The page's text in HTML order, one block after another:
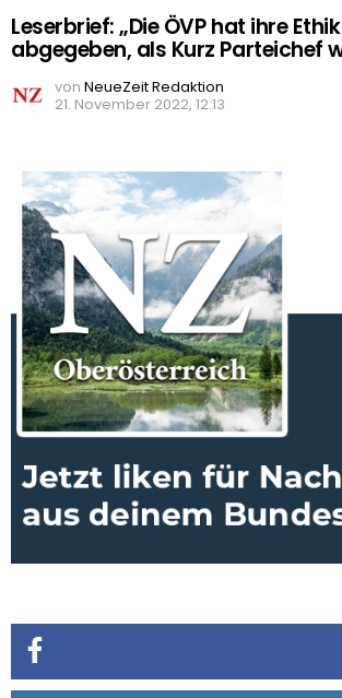
Leserbrief: „Die ÖVP hat ihre
abgegeben, als Kurz Parteichef
von NeueZeit Redaktion
21. November 2022, 12:13